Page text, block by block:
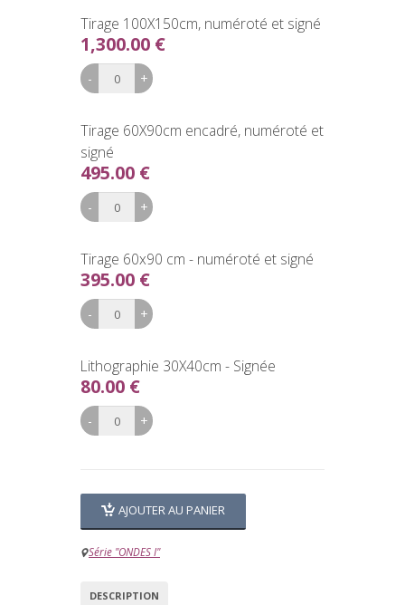
Tirage 100X150cm, numéroté et signé
1,300.00 €
Tirage 60X90cm encadré, numéroté et
signé
495.00 €
Tirage 60x90 cm - numéroté et signé
395.00 €
Lithographie 30X40cm - Signée
80.00 €
AJOUTER AU PANIER
Série "ONDES I"
DESCRIPTION